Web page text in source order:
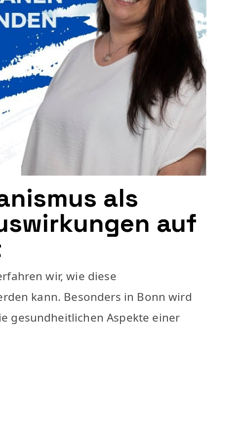
als
auf
wir, wie diese
kann. Besonders in Bonn wird
gesundheitlichen Aspekte einer